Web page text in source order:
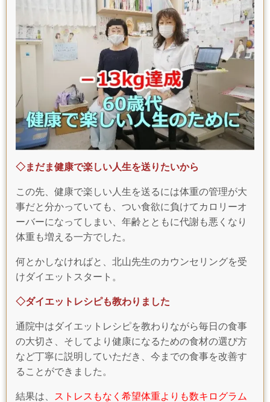
◇まだま健康で楽しい人生を送りたいから
この先、健康で楽しい人生を送るには体重の管理が大
事だと分かっていても、つい食欲に負けてカロリーオ
ーバーになってしまい、年齢とともに代謝も悪くなり
体重も増える一方でした。
何とかしなければと、北山先生のカウンセリングを受
けダイエットスタート。
◇ダイエットレシピも教わりました
通院中はダイエットレシピを教わりながら毎日の食事
の大切さ、そしてより健康になるための食材の選び方
など丁寧に説明していただき、今までの食事を改善す
ることができました。
結果は、
ストレスもなく希望体重よりも数キログラム